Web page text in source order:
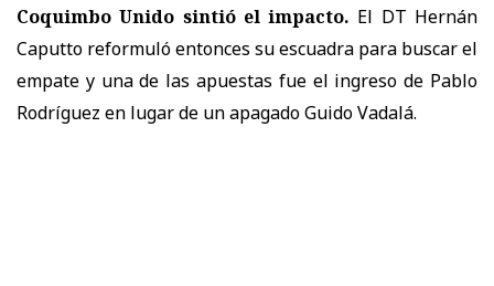
Coquimbo Unido sintió el impacto. El DT Hernán
Caputto reformuló entonces su escuadra para buscar el
empate y una de las apuestas fue el ingreso de Pablo
Rodríguez en lugar de un apagado Guido Vadalá.